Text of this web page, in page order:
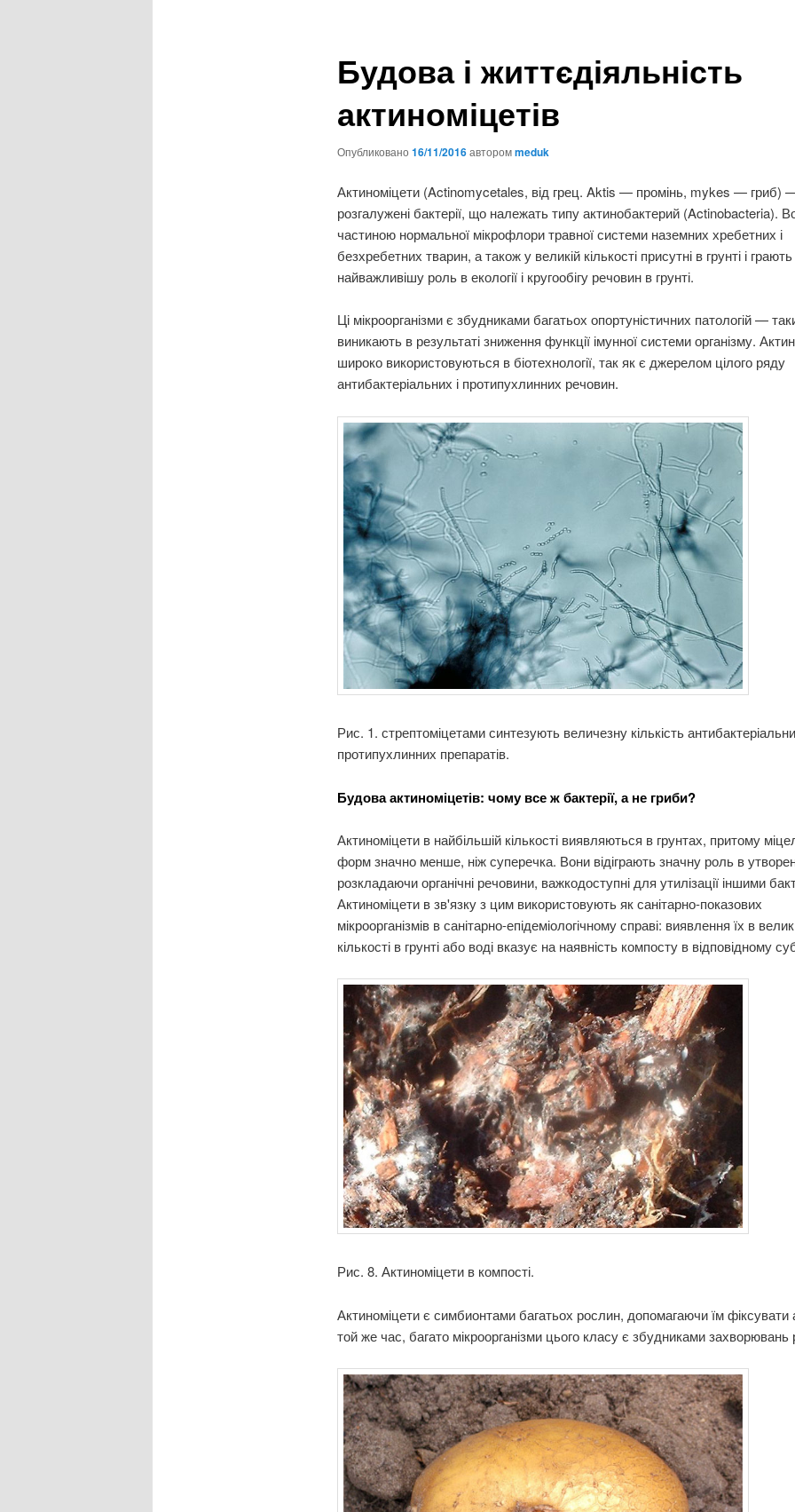
Будова і життєдіяльність
актиноміцетів
Опубликовано 16/11/2016авторомmeduk
Актиноміцети (Actinomycetales, від грец. Aktis — промінь, mykes — гриб)
розгалужені бактерії, що належать типу актинобактерий (Actinobacteria).
частиною нормальної мікрофлори травної системи наземних хребетних і
безхребетних тварин, а також у великій кількості присутні в грунті і грають
найважливішу роль в екології і кругообігу речовин в грунті.
Ці мікроорганізми є збудниками багатьох опортуністичних патологій —
виникають в результаті зниження функції імунної системи організму.
широко використовуються в біотехнології, так як є джерелом цілого ряду
антибактеріальних і протипухлинних речовин.
Рис. 1. стрептоміцетами синтезують величезну кількість
протипухлинних препаратів.
Будова актиноміцетів: чому все ж бактерії, а не гриби?
Актиноміцети в найбільшій кількості виявляються в грунтах, притому
форм значно менше, ніж суперечка. Вони відіграють значну роль в
розкладаючи органічні речовини, важкодоступні для утилізації іншими
Актиноміцети в зв'язку з цим використовують як санітарно-показових
мікроорганізмів в санітарно-епідеміологічному справі: виявлення їх в
кількості в грунті або воді вказує на наявність компосту в відповідному
Рис. 8. Актиноміцети в компості.
Актиноміцети є симбионтами багатьох рослин, допомагаючи їм фіксувати
той же час, багато мікроорганізми цього класу є збудниками захворювань